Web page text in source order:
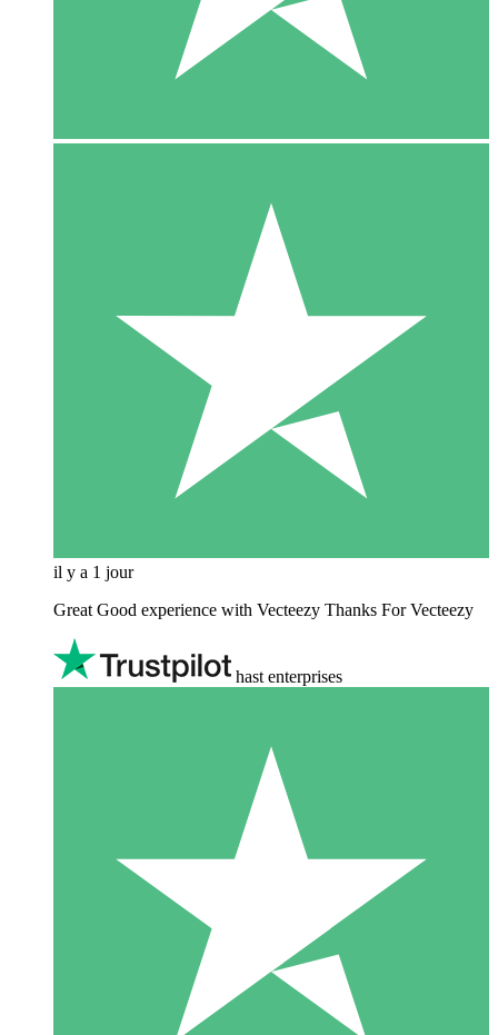
il y a 1 jour
Great Good experience with Vecteezy Thanks For Vecteezy
hast enterprises